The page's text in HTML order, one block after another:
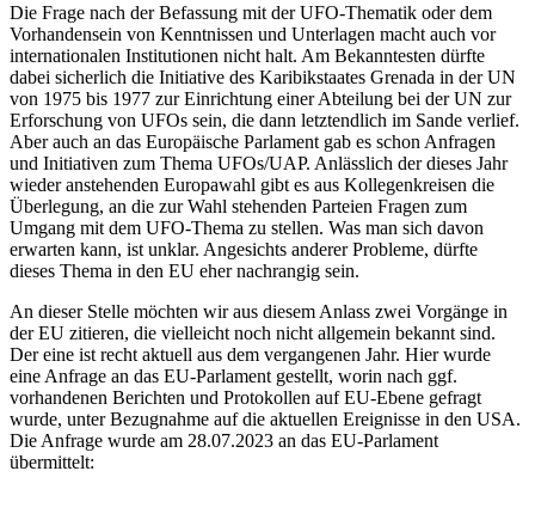
Die Frage nach der Befassung mit der UFO-Thematik oder dem
Vorhandensein von Kenntnissen und Unterlagen macht auch vor
internationalen Institutionen nicht halt. Am Bekanntesten dürfte
dabei sicherlich die Initiative des Karibikstaates Grenada in der UN
von 1975 bis 1977 zur Einrichtung einer Abteilung bei der UN zur
Erforschung von UFOs sein, die dann letztendlich im Sande verlief.
Aber auch an das Europäische Parlament gab es schon Anfragen
und Initiativen zum Thema UFOs/UAP. Anlässlich der dieses Jahr
wieder anstehenden Europawahl gibt es aus Kollegenkreisen die
Überlegung, an die zur Wahl stehenden Parteien Fragen zum
Umgang mit dem UFO-Thema zu stellen. Was man sich davon
erwarten kann, ist unklar. Angesichts anderer Probleme, dürfte
dieses Thema in den EU eher nachrangig sein.
An dieser Stelle möchten wir aus diesem Anlass zwei Vorgänge in
der EU zitieren, die vielleicht noch nicht allgemein bekannt sind.
Der eine ist recht aktuell aus dem vergangenen Jahr. Hier wurde
eine Anfrage an das EU-Parlament gestellt, worin nach ggf.
vorhandenen Berichten und Protokollen auf EU-Ebene gefragt
wurde, unter Bezugnahme auf die aktuellen Ereignisse in den USA.
Die Anfrage wurde am 28.07.2023 an das EU-Parlament
übermittelt: